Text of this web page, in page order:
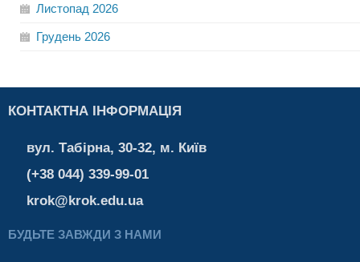
Листопад 2026
Грудень 2026
КОНТАКТНА ІНФОРМАЦІЯ
вул. Табірна, 30-32, м. Київ
(+38 044) 339-99-01
krok@krok.edu.ua
БУДЬТЕ ЗАВЖДИ З НАМИ